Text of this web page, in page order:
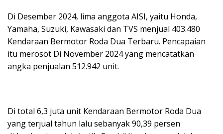
Di Desember 2024, lima anggota AISI, yaitu Honda,
Yamaha, Suzuki, Kawasaki dan TVS menjual 403.480
Kendaraan Bermotor Roda Dua Terbaru. Pencapaian
itu merosot Di November 2024 yang mencatatkan
angka penjualan 512.942 unit.
Di total 6,3 juta unit Kendaraan Bermotor Roda Dua
yang terjual tahun lalu sebanyak 90,39 persen